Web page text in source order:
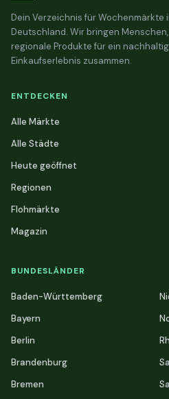
Dein Verzeichnis für Wochenmärkte
Deutschland. Wir bringen
regionale Produkte für ein
Einkaufserlebnis zusammen.
ENTDECKEN
Alle Märkte
Alle Städte
Heute geöffnet
Regionen
Flohmärkte
Magazin
BUNDESLÄNDER
Baden-Württemberg
Bayern
Berlin
Brandenburg
Bremen